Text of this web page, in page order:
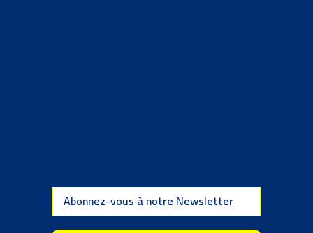
Abonnez-vous à notre Newsletter